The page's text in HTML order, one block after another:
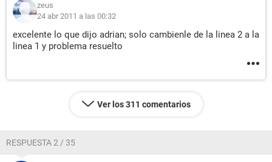
zeus
24 abr 2011 a las 00:32
excelente lo que dijo adrian; solo cambienle de la linea 2 a la
linea 1 y problema resuelto
Ver los 311 comentarios
RESPUESTA 2 / 35